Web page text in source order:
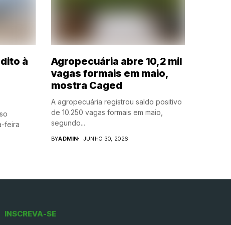
à
feira
Agropecuária abre 10,2 mil
vagas formais em maio,
mostra Caged
A agropecuária registrou saldo positivo
de 10.250 vagas formais em maio,
segundo...
BYADMIN JUNHO 30, 2026
INSCREVA-SE